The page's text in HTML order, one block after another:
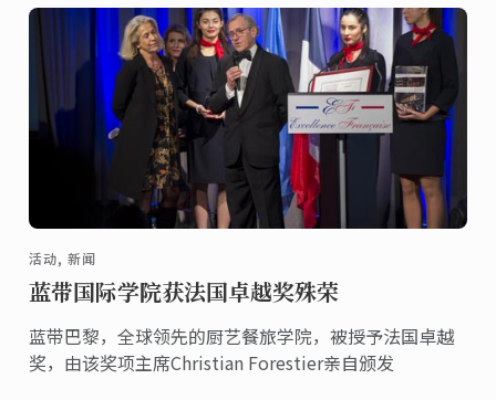
活动, 新闻
蓝带国际学院获法国卓越奖殊荣
蓝带巴黎，全球领先的厨艺餐旅学院，被授予法国卓越
奖，由该奖项主席Christian Forestier亲自颁发